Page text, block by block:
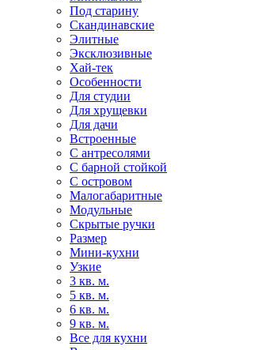
Под старину
Скандинавские
Элитные
Эксклюзивные
Хай-тек
Особенности
Для студии
Для хрущевки
Для дачи
Встроенные
С антресолями
С барной стойкой
С островом
Малогабаритные
Модульные
Скрытые ручки
Размер
Мини-кухни
Узкие
3 кв. м.
5 кв. м.
6 кв. м.
9 кв. м.
Все для кухни